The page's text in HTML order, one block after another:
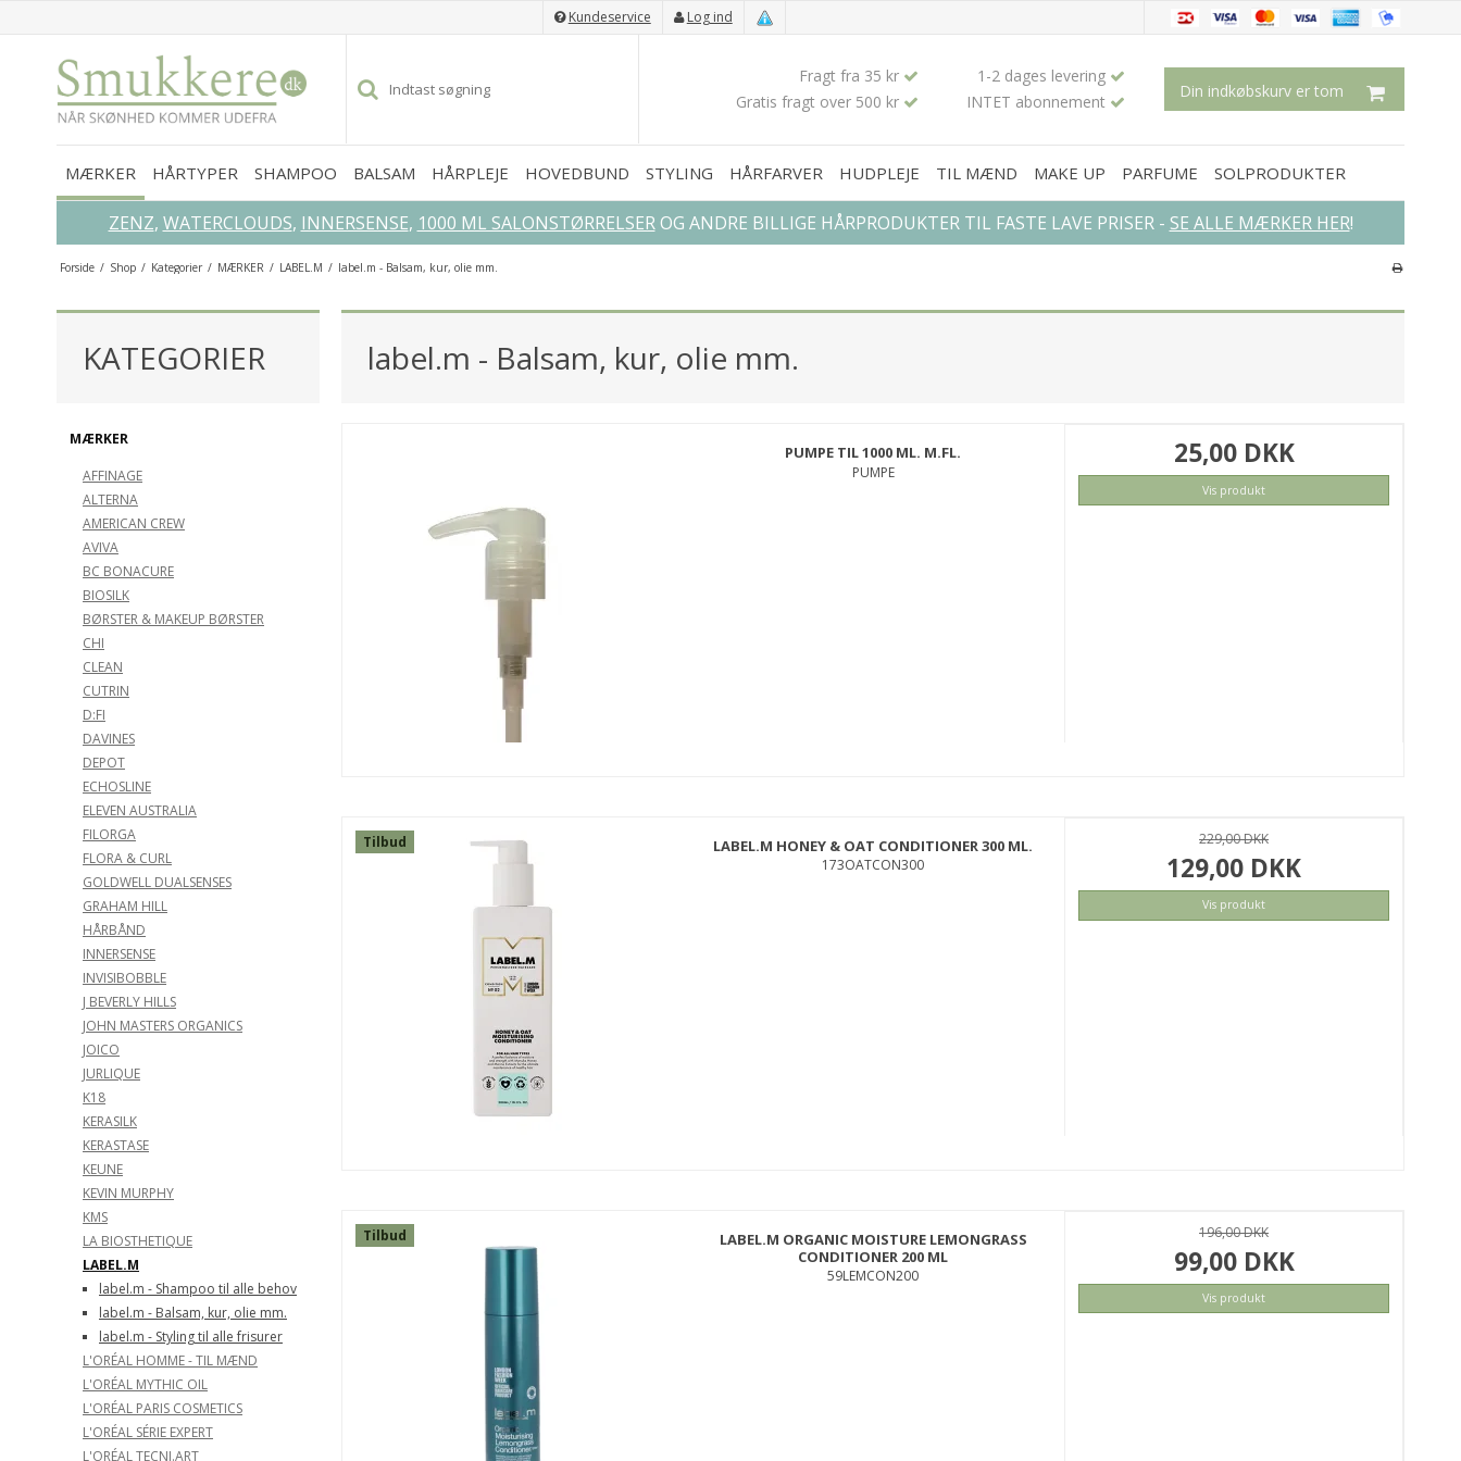
Log ind
Kundeservice
Din indkøbskurv er tom
1-2 dages levering
Fragt fra 35 kr
INTET abonnement
Gratis fragt over 500 kr
MÆRKER HÅRTYPER SHAMPOO BALSAM HÅRPLEJE HOVEDBUND STYLING HÅRFARVER HUDPLEJE TIL MÆND MAKE UP PARFUME SOLPRODUKTER
ZENZ, WATERCLOUDS, INNERSENSE, 1000 ML SALONSTØRRELSEROG ANDRE BILLIGE HÅRPRODUKTER TIL FASTE LAVE PRISER - SE ALLE MÆRKER HER!
Forside / Shop / Kategorier / MÆRKER / LABEL.M / label.m - Balsam, kur, olie mm.
GLEM IKKE DISSE...
×
52%
SPAR
50%
KØB
SPAR
22%
KATEGORIER
MÆRKER
AFFINAGE
ALTERNA
AMERICAN CREW
AVIVA
BC BONACURE
BIOSILK
BØRSTER & MAKEUP BØRSTER
CHI
CLEAN
CUTRIN
D:FI
DAVINES
DEPOT
ECHOSLINE
ELEVEN AUSTRALIA
FILORGA
FLORA & CURL
GOLDWELL DUALSENSES
GRAHAM HILL
HÅRBÅND
INNERSENSE
INVISIBOBBLE
J BEVERLY HILLS
JOHN MASTERS ORGANICS
JOICO
JURLIQUE
K18
KERASILK
KERASTASE
KEUNE
KEVIN MURPHY
KMS
LA BIOSTHETIQUE
LABEL.M
label.m - Shampoo til alle behov
label.m - Balsam, kur, olie mm.
label.m - Styling til alle frisurer
L'ORÉAL HOMME - TIL MÆND
L'ORÉAL MYTHIC OIL
L'ORÉAL PARIS COSMETICS
L'ORÉAL SÉRIE EXPERT
L'ORÉAL TECNI.ART
label.m - Balsam, kur, olie mm.
PUMPE TIL 1000 ML. M.FL.
PUMPE
25,00 DKK
Vis produkt
Tilbud LABEL.M HONEY & OAT CONDITIONER 300 ML.
173OATCON300
229,00 DKK
129,00 DKK
Vis produkt
Tilbud
LABEL.M ORGANIC MOISTURE LEMONGRASS
CONDITIONER 200 ML
59LEMCON200
196,00 DKK
99,00 DKK
Vis produkt